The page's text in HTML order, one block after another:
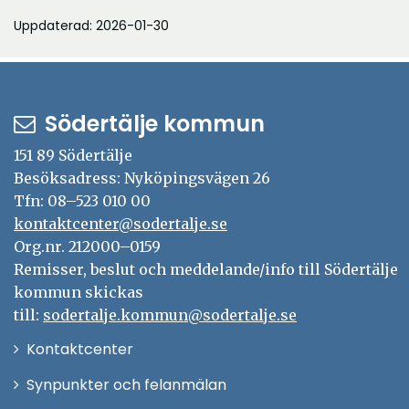
Uppdaterad: 2026-01-30
Södertälje kommun
151 89 Södertälje
Besöksadress: Nyköpingsvägen 26
Tfn: 08–523 010 00
kontaktcenter@sodertalje.se
Org.nr. 212000–0159
Remisser, beslut och meddelande/info till Södertälje
kommun skickas
till: sodertalje.kommun@sodertalje.se
KontaktcenterÖppna
Synpunkter och felanmälan